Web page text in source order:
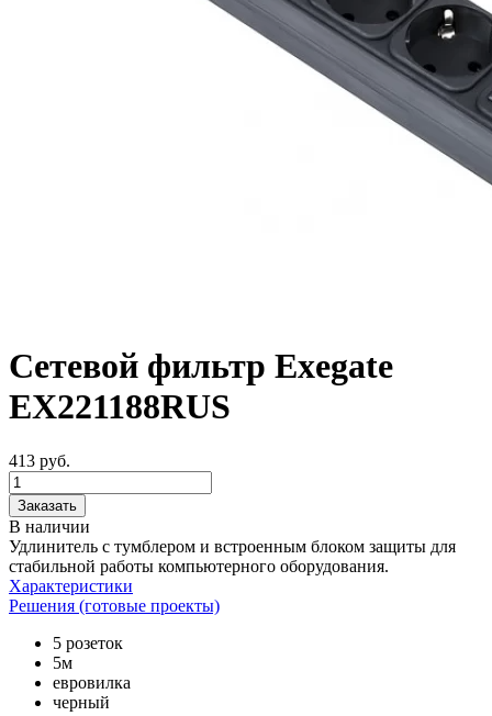
Сетевой фильтр Exegate
EX221188RUS
413 руб.
Заказать
В наличии
Удлинитель с тумблером и встроенным блоком защиты для
стабильной работы компьютерного оборудования.
Характеристики
Решения (готовые проекты)
5 розеток
5м
евровилка
черный